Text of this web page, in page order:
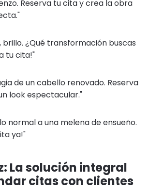
Reserva tu cita y crea la obra
brillo. ¿Qué transformación buscas
tu cita!"
de un cabello renovado. Reserva
look espectacular."
normal a una melena de ensueño.
ya!"
La solución integral
citas con clientes